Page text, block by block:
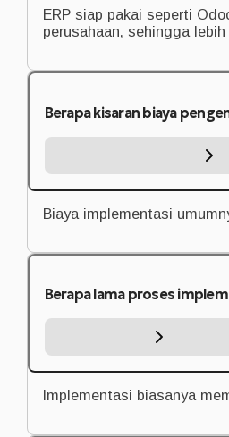
ERP siap pakai seperti
perusahaan, sehingga
Berapa kisaran biaya
Biaya implementasi
Berapa lama proses
Implementasi biasanya